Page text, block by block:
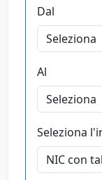
Dal
Al
Seleziona